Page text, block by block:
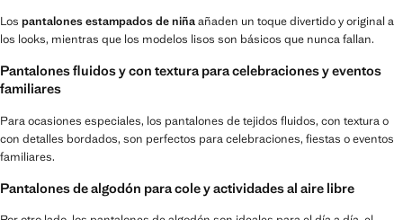
Los pantalones estampados de niñaañaden un toque divertido y original a
los looks, mientras que los modelos lisos son básicos que nunca fallan.
Pantalones fluidos y con textura para celebraciones y eventos
familiares
Para ocasiones especiales, los pantalones de tejidos fluidos, con textura o
con detalles bordados, son perfectos para celebraciones, fiestas o eventos
familiares.
Pantalones de algodón para cole y actividades al aire libre